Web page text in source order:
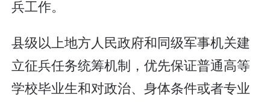
兵工作。
县级以上地方人民政府和同级军事机关建
立征兵任务统筹机制，优先保证普通高等
学校毕业生和对政治、身体条件或者专业